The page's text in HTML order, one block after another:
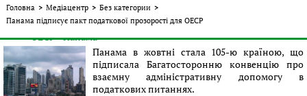
Головна > Медіацентр > Без категории >
Панама підписує пакт податкової прозорості для ОЕСР
Панама підписує пакт податкової прозорості для ОЕСР
Опубліковано: Сергій Панов | 28.10.2016 | Без категории
Теги: #ОЕСР #Панама
Панама в жовтні стала 105-ю країною, що
підписала Багатосторонню конвенцію про
взаємну адміністративну допомогу в
податкових питаннях.